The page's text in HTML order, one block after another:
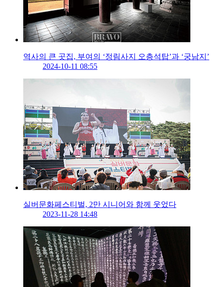
역사의 큰 곳집, 부여의 ‘정림사지 오층석탑’과 ‘궁남지’
2024-10-11 08:55
실버문화페스티벌, 2만 시니어와 함께 웃었다
2023-11-28 14:48